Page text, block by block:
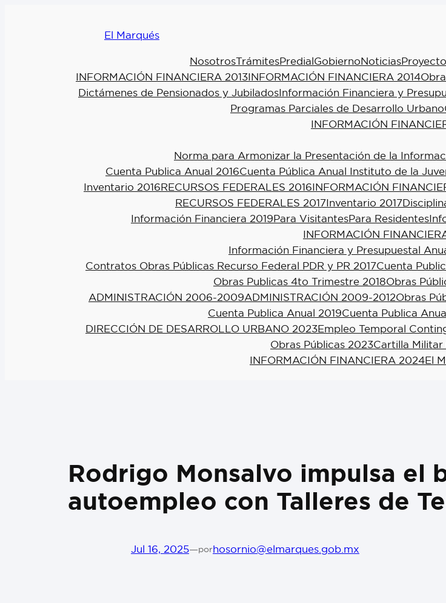
El Marqués
NosotrosTrámitesPredialGobiernoNoticias
INFORMACIÓN FINANCIERA 2013INFORMACIÓN FINANCIERA 2014
Dictámenes de Pensionados y JubiladosInformación Financiera y
Programas Parciales de Desarrollo Urbano
INFORMACIÓN
Norma para Armonizar la Presentación de la
Cuenta Publica Anual 2016Cuenta Pública Anual Instituto de la
Inventario 2016RECURSOS FEDERALES 2016INFORMACIÓN
RECURSOS FEDERALES 2017Inventario 2017
Información Financiera 2019Para VisitantesPara Residentes
INFORMACIÓN
Información Financiera y Presupuestal
Contratos Obras Públicas Recurso Federal PDR y PR 2017Cuenta
Obras Publicas 4to Trimestre 2018Obras
ADMINISTRACIÓN 2006-2009ADMINISTRACIÓN 2009-2012Obras
Cuenta Publica Anual 2019Cuenta Publica
DIRECCIÓN DE DESARROLLO URBANO 2023Empleo Temporal
Obras Públicas 2023Cartilla Militar
INFORMACIÓN FINANCIERA 2024El
Rodrigo Monsalvo impulsa el
autoempleo con Talleres de
Jul 16, 2025—porhosornio@elmarques.gob.mx